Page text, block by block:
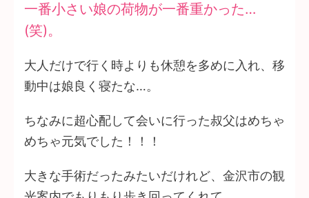
一番小さい娘の荷物が一番重かった…
(笑)。
大人だけで行く時よりも休憩を多めに入れ、移
動中は娘良く寝たな…。
ちなみに超心配して会いに行った叔父はめちゃ
めちゃ元気でした！！！
大きな手術だったみたいだけれど、金沢市の観